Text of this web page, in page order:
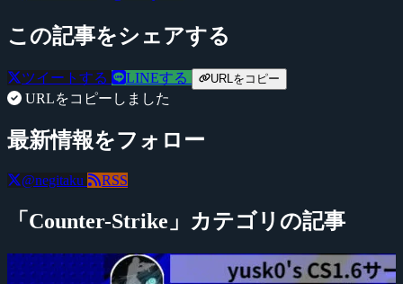
この記事をシェアする
ツイートする LINEする URLをコピー
URLをコピーしました
最新情報をフォロー
@negitaku RSS
「Counter-Strike」カテゴリの記事